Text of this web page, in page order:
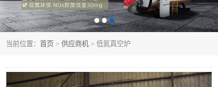
当前位置： 首页 > 供应商机 > 低氮真空炉